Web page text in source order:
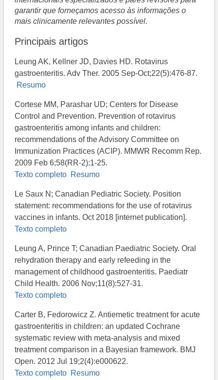
garantir que forneçamos acesso às informações o
mais clinicamente relevantes possível.
Principais artigos
Leung AK, Kellner JD, Davies HD. Rotavirus
gastroenteritis. Adv Ther. 2005 Sep-Oct;22(5):476-87.
Resumo
Cortese MM, Parashar UD; Centers for Disease
Control and Prevention. Prevention of rotavirus
gastroenteritis among infants and children:
recommendations of the Advisory Committee on
Immunization Practices (ACIP). MMWR Recomm Rep.
2009 Feb 6;58(RR-2):1-25.
Texto completo Resumo
Le Saux N; Canadian Pediatric Society. Position
statement: recommendations for the use of rotavirus
vaccines in infants. Oct 2018 [internet publication].
Texto completo
Leung A, Prince T; Canadian Paediatric Society. Oral
rehydration therapy and early refeeding in the
management of childhood gastroenteritis. Paediatr
Child Health. 2006 Nov;11(8):527-31.
Texto completo
Carter B, Fedorowicz Z. Antiemetic treatment for acute
gastroenteritis in children: an updated Cochrane
systematic review with meta-analysis and mixed
treatment comparison in a Bayesian framework. BMJ
Open. 2012 Jul 19;2(4):e000622.
Texto completo Resumo